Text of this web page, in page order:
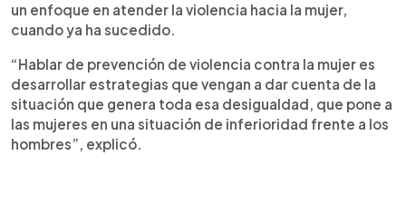
un enfoque en atender la violencia hacia la mujer,
cuando ya ha sucedido.
“Hablar de prevención de violencia contra la mujer es
desarrollar estrategias que vengan a dar cuenta de la
situación que genera toda esa desigualdad, que pone a
las mujeres en una situación de inferioridad frente a los
hombres”, explicó.